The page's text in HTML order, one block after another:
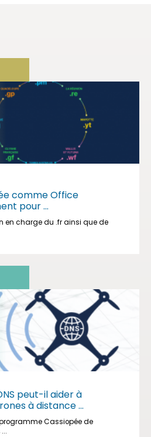
comme Office
pour ...
en charge du .fr ainsi que de
peut-il aider à
à distance ...
Cassiopée de